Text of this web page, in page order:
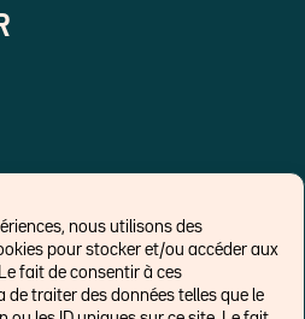
nous utilisons des
pour stocker et/ou accéder aux
fait de consentir à ces
traiter des données telles que le
EXTERNES
pour Forbes